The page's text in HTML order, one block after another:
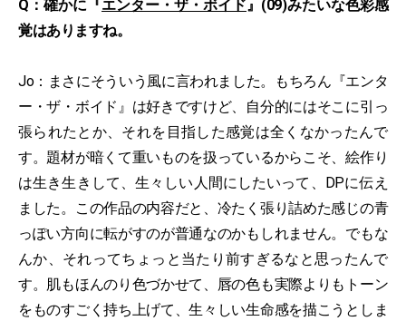
Q：確かに『エンター・ザ・ボイド 』(09)みたいな色彩感
覚はありますね。
Jo：まさにそういう風に言われました。もちろん『エンタ
ー・ザ・ボイド』は好きですけど、自分的にはそこに引っ
張られたとか、それを目指した感覚は全くなかったんで
す。題材が暗くて重いものを扱っているからこそ、絵作り
は生き生きして、生々しい人間にしたいって、DPに伝え
ました。この作品の内容だと、冷たく張り詰めた感じの青
っぽい方向に転がすのが普通なのかもしれません。でもな
んか、それってちょっと当たり前すぎるなと思ったんで
す。肌もほんのり色づかせて、唇の色も実際よりもトーン
をものすごく持ち上げて、生々しい生命感を描こうとしま